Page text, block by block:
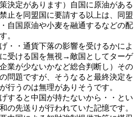
決定があります）自国に原油がある
止を同盟国に要請する以上は、同盟
自国原油や小麦を融通するなどの配
。
・・通貨下落の影響を受けるかによ
受ける国を無視→敵国としてターゲ
業が少ないかなど総合判断し）その
問題ですが、そうなると最終決定を
行うのは無理がありそうです。
すると中国が持たないから・・とい
の先送りが行われていた記憶です。